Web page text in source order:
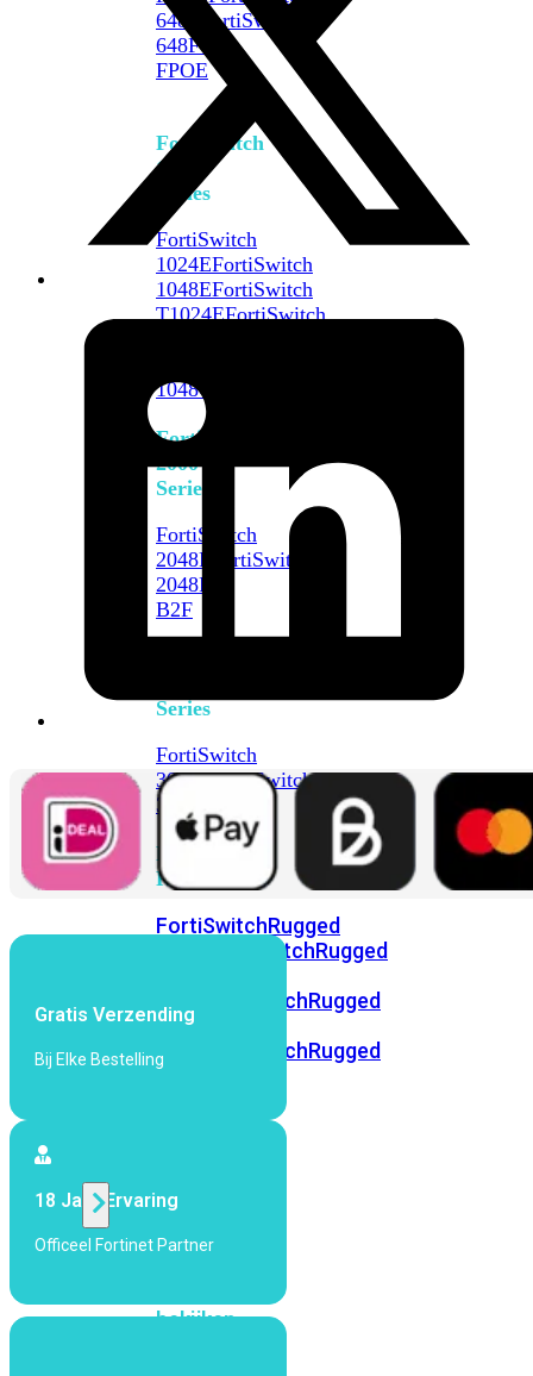
648F
FortiSwitch
648F-
FPOE
FortiSwitch
1000
Series
FortiSwitch
1024EFortiSwitch
1048EFortiSwitch
T1024EFortiSwitch
1048G
FortiSwitch
2000
Series
FortiSwitch
2048F
FortiSwitch
2048F-
B2F
Series
FortiSwitch
3032EFortiSwitch
3032G
FortiSwitch
Ruggedized
FortiSwitchRugged
FortiSwitchRugged
FortiSwitchRugged
216F-
POE
FortiSwitchRugged
424F-
Alle
bekijken
Gratis Verzending
Bij Elke Bestelling
18 Jaar Ervaring
Officeel Fortinet Partner